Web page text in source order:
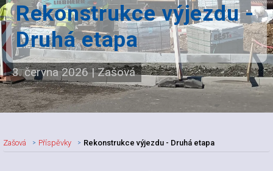
Rekonstrukce výjezdu -
Druhá etapa
3. června 2026|Zašová
Zašová Příspěvky Rekonstrukce výjezdu - Druhá etapa